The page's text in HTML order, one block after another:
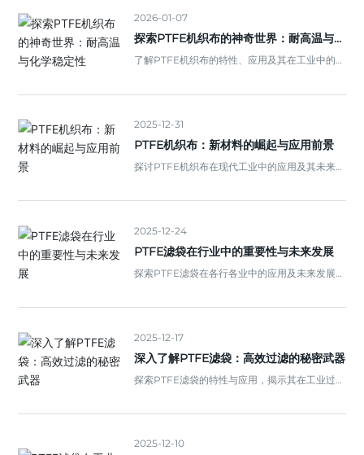
2026-01-07
探索PTFE机织布的神奇世界：耐高温与化
了解PTFE机织布的特性、应用及其在工业中的重
2025-12-31
PTFE机织布：新材料的崛起与应用前景
探讨PTFE机织布在现代工业中的应用及其未来发
2025-12-24
PTFE滤袋在行业中的重要性与未来发展
探索PTFE滤袋在各行各业中的应用及未来发展趋
2025-12-17
深入了解PTFE滤袋：高效过滤的秘密武器
探索PTFE滤袋的特性与应用，揭示其在工业过滤
2025-12-10